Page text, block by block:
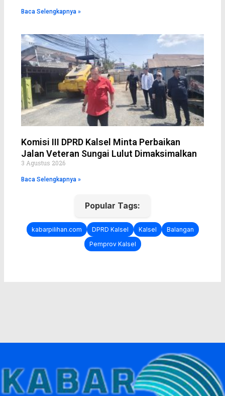
Baca Selengkapnya »
Komisi III DPRD Kalsel Minta Perbaikan
Jalan Veteran Sungai Lulut Dimaksimalkan
3 Agustus 2026
Baca Selengkapnya »
Popular Tags:
kabarpilihan.com DPRD Kalsel Kalsel
Balangan
Pemprov Kalsel